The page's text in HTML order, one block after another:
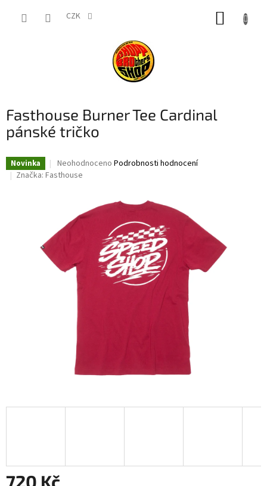
CZK
Fasthouse Burner Tee Cardinal
pánské tričko
Novinka
Průměrné
hodnocení
5
Neohodnoceno Podrobnosti hodnocení
Značka: Fasthouse
720 Kč